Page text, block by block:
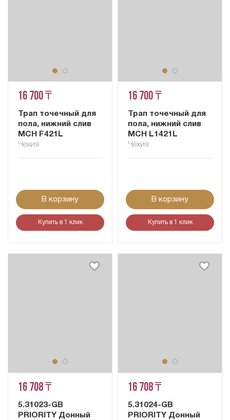
16 700 ₸
Трап точечный для
пола, нижний слив
MCH F421L
Чехия
В корзину
Купить в 1 клик
16 700 ₸
Трап точечный для
пола, нижний слив
MCH L1421L
Чехия
В корзину
Купить в 1 клик
16 708 ₸
5.31023-GB
PRIORITY Донный
16 708 ₸
5.31024-GB
PRIORITY Донный